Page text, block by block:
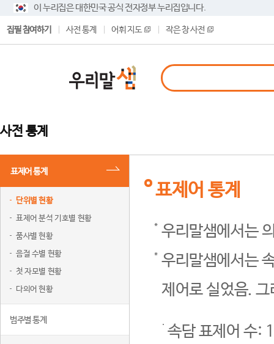
이 누리집은 대한민국 공식 전자정부 누리집입니다.
집필 참여하기 사전 통계 어휘 지도 작은 창 사전
사전 통계
표제어 통계
단위별 현황
표제어 분석 기호별 현황
품사별 현황
음절 수별 현황
첫 자모별 현황
다의어 현황
범주별 통계
표제어 통계
우리말샘에서는
우리말샘에서는
제어로 실었음.
속담 표제어 수: